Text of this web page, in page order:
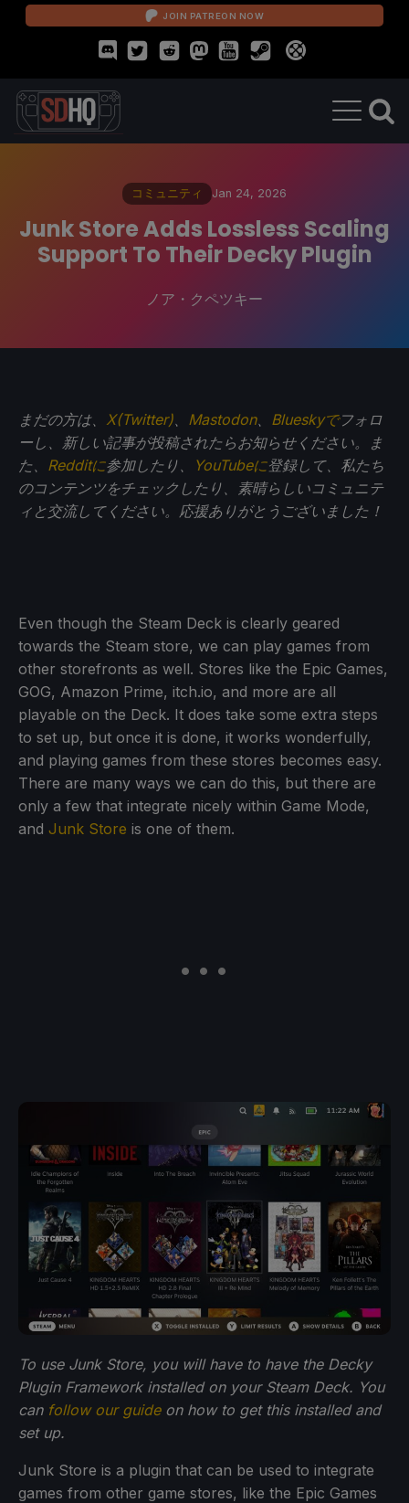
JOIN PATREON NOW
コミュニティ Jan 24, 2026
Junk Store Adds Lossless Scaling
Support To Their Decky Plugin
ノア・クペツキー
まだの方は、 X(Twitter) Mastodon、 Blueskyでフォロ
ーし、新しい記事が投稿されたらお知らせください。ま
た、 Redditに参加したり、 YouTubeに登録して、私たち
のコンテンツをチェックしたり、素晴らしいコミュニテ
ィと交流してください。応援ありがとうございました！
Even though the Steam Deck is clearly geared
towards the Steam store, we can play games from
other storefronts as well. Stores like the Epic Games,
GOG, Amazon Prime, itch.io, and more are all
playable on the Deck. It does take some extra steps
to set up, but once it is done, it works wonderfully,
and playing games from these stores becomes easy.
There are many ways we can do this, but there are
only a few that integrate nicely within Game Mode,
and Junk Store is one of them.
To use Junk Store, you will have to have the Decky
Plugin Framework installed on your Steam Deck. You
can follow our guideon how to get this installed and
set up.
Junk Store is a plugin that can be used to integrate
games from other game stores, like the Epic Games